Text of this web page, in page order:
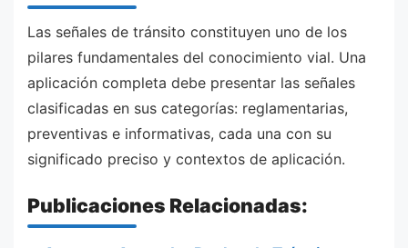
Las señales de tránsito constituyen uno de los
pilares fundamentales del conocimiento vial. Una
aplicación completa debe presentar las señales
clasificadas en sus categorías: reglamentarias,
preventivas e informativas, cada una con su
significado preciso y contextos de aplicación.
Publicaciones Relacionadas: